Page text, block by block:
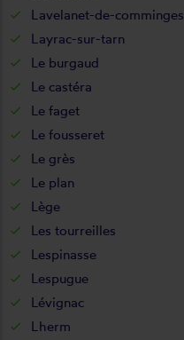
Lavelanet-de-comminges
Layrac-sur-tarn
Le burgaud
Le castéra
Le faget
Le fousseret
Le grès
Le plan
Lège
Les tourreilles
Lespinasse
Lespugue
Lévignac
Lherm